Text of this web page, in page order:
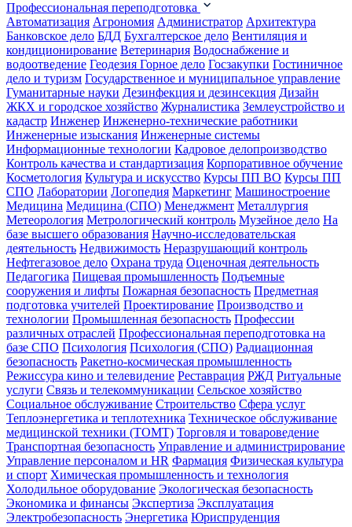
Профессиональная переподготовка
Автоматизация Агрономия Администратор Архитектура
Банковское дело БДД Бухгалтерское дело Вентиляция и
кондиционирование Ветеринария Водоснабжение и
водоотведение Геодезия Горное дело Госзакупки Гостиничное
дело и туризм Государственное и муниципальное управление
Гуманитарные науки Дезинфекция и дезинсекция Дизайн
ЖКХ и городское хозяйство Журналистика Землеустройство и
кадастр Инженер Инженерно-технические работники
Инженерные изыскания Инженерные системы
Информационные технологии Кадровое делопроизводство
Контроль качества и стандартизация Корпоративное обучение
Косметология Культура и искусство Курсы ПП ВО Курсы ПП
СПО Лаборатории Логопедия Маркетинг Машиностроение
Медицина Медицина (СПО) Менеджмент Металлургия
Метеорология Метрологический контроль Музейное дело На
базе высшего образования Научно-исследовательская
деятельность Недвижимость Неразрушающий контроль
Нефтегазовое дело Охрана труда Оценочная деятельность
Педагогика Пищевая промышленность Подъемные
сооружения и лифты Пожарная безопасность Предметная
подготовка учителей Проектирование Производство и
технологии Промышленная безопасность Профессии
различных отраслей Профессиональная переподготовка на
базе СПО Психология Психология (СПО) Радиационная
безопасность Ракетно-космическая промышленность
Режиссура кино и телевидение Реставрация РЖД Ритуальные
услуги Связь и телекоммуникации Сельское хозяйство
Социальное обслуживание Строительство Сфера услуг
Теплоэнергетика и теплотехника Техническое обслуживание
медицинской техники (ТОМТ) Торговля и товароведение
Транспортная безопасность Управление и администрирование
Управление персоналом и HR Фармация Физическая культура
и спорт Химическая промышленность и технология
Холодильное оборудование Экологическая безопасность
Экономика и финансы Экспертиза Эксплуатация
Электробезопасность Энергетика Юриспруденция